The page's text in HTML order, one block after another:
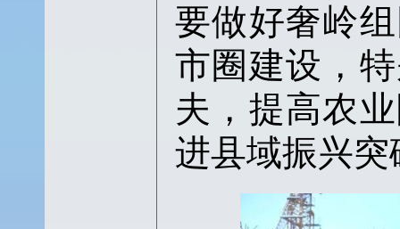
要做好奢岭
市圈建设，
夫，提高农
进县域振兴突